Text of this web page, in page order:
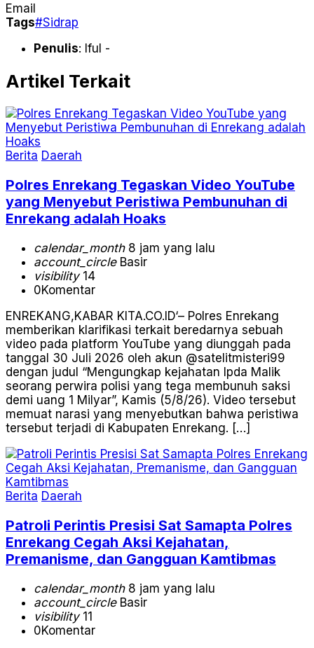
Email
Tags#Sidrap
Penulis: Iful -
Artikel Terkait
Berita Daerah
Polres Enrekang Tegaskan Video YouTube
yang Menyebut Peristiwa Pembunuhan di
Enrekang adalah Hoaks
calendar_month8 jam yang lalu
account_circleBasir
visibility14
0Komentar
ENREKANG,KABAR KITA.CO.ID‘– Polres Enrekang
memberikan klarifikasi terkait beredarnya sebuah
video pada platform YouTube yang diunggah pada
tanggal 30 Juli 2026 oleh akun @satelitmisteri99
dengan judul “Mengungkap kejahatan Ipda Malik
seorang perwira polisi yang tega membunuh saksi
demi uang 1 Milyar”, Kamis (5/8/26). Video tersebut
memuat narasi yang menyebutkan bahwa peristiwa
tersebut terjadi di Kabupaten Enrekang. […]
Berita Daerah
Patroli Perintis Presisi Sat Samapta Polres
Enrekang Cegah Aksi Kejahatan,
Premanisme, dan Gangguan Kamtibmas
calendar_month8 jam yang lalu
account_circleBasir
visibility11
0Komentar